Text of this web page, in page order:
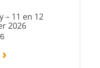
– 11 en 12
2026